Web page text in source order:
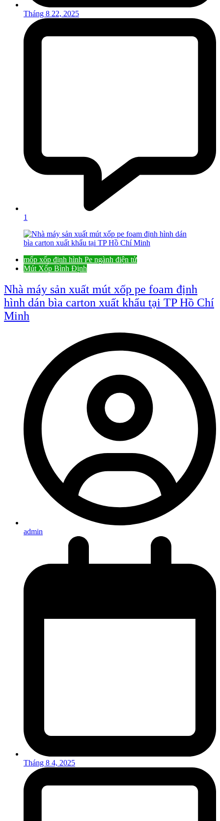
Tháng 8 22, 2025
1
mốp xốp định hình Pe ngành điện tử
Mút Xốp Bình Định
Nhà máy sản xuất mút xốp pe foam định
hình dán bìa carton xuất khẩu tại TP Hồ Chí
Minh
admin
Tháng 8 4, 2025